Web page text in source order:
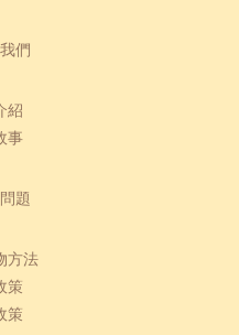
們
紹
事
題
方法
策
策